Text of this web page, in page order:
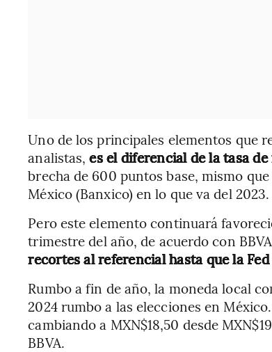
Uno de los principales elementos que
analistas,es el diferencial de la tasa
brecha de 600 puntos base, mismo
México (Banxico) en lo que va del 2023.
Pero este elemento continuará
trimestre del año, de acuerdo con
recortes al referencial hasta que la
Rumbo a fin de año, la moneda local
2024 rumbo a las elecciones en
cambiando a MXN$18,50 desde
BBVA.